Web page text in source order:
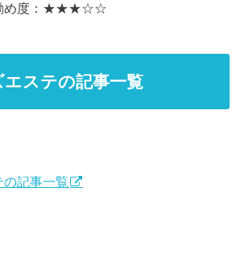
勧め度：★★★☆☆
ステの記事一覧
記事一覧